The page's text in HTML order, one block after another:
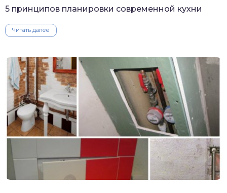
5 принципов планировки современной кухни
Читать далее